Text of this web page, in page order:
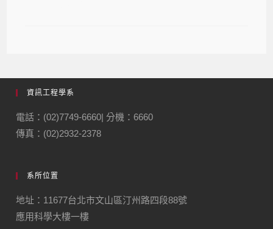
資訊工程學系
電話：(02)7749-6660| 分機：6660
傳真：(02)2932-2378
系所位置
地址：11677台北市文山區汀州路四段88號
應用科學大樓一樓